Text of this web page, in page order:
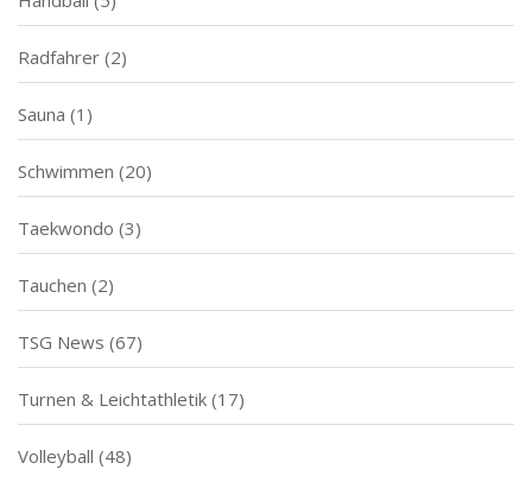
Radfahrer (2)
Sauna (1)
Schwimmen (20)
Taekwondo (3)
Tauchen (2)
TSG News (67)
Turnen & Leichtathletik (17)
Volleyball (48)